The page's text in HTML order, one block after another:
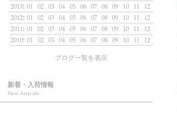
2013: 01 02 03 04 05 06 07 08 09 10 11
12
2012: 01 02 03 04 05 06 07 08 09 10 11
12
2011: 01 02 03 04 05 06 07 08 09 10 11
12
2010: 01 02 03 04 05 06 07 08 09 10 11
12
ブログ一覧を表示
新着・入荷情報
New Arrivals